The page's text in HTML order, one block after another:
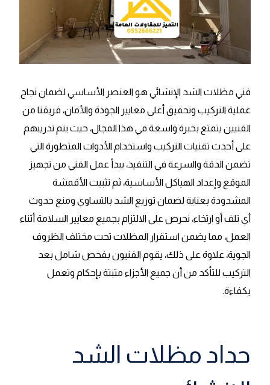
فني مظلات الشد الإنشائي هو العنصر الأساسي لضمان نجاح
عملية التركيب وتحقيق أعلى معايير الجودة والأمان، فريقنا من
الفنيين يتمتع بخبرة واسعة في هذا المجال، حيث يتم تدريبهم
على أحدث تقنيات التركيب واستخدام الأدوات المتطورة التي
تضمن الدقة والسرعة في التنفيذ، يبدأ عمل الفني من تجهيز
الموقع وإعداد الهياكل الأساسية، ثم تثبيت الأقمشة
المشدودة بعناية لضمان توزيع الشد بالتساوي ومنع حدوث
أي تلف أو ارتخاء، نحرص على الالتزام بجميع معايير السلامة أثناء
العمل، مما يضمن استقرار المظلات تحت مختلف الظروف
الجوية، علاوة على ذلك، يقوم الفنيون بفحص شامل بعد
التركيب للتأكد من أن جميع الأجزاء مثبتة بإحكام وتعمل
بكفاءة.
حداد مظلات الشد